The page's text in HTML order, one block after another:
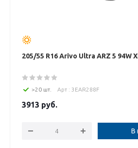
205/55 R16 Arivo Ultra ARZ 5 94W
>20 шт. Арт : 3EAR288F
3913 руб.
В